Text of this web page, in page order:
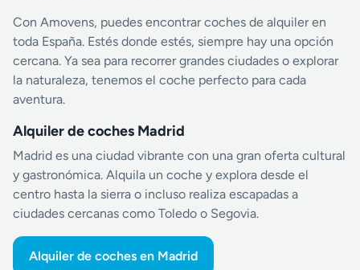
Con Amovens, puedes encontrar coches de alquiler en
toda España. Estés donde estés, siempre hay una opción
cercana. Ya sea para recorrer grandes ciudades o explorar
la naturaleza, tenemos el coche perfecto para cada
aventura.
Alquiler de coches Madrid
Madrid es una ciudad vibrante con una gran oferta cultural
y gastronómica. Alquila un coche y explora desde el
centro hasta la sierra o incluso realiza escapadas a
ciudades cercanas como Toledo o Segovia.
Alquiler de coches en Madrid